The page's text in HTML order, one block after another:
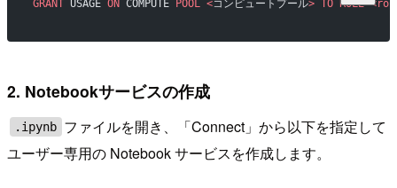
GRANT USAGE ON COMPUTE POOL <コンピュートプール> TO ROLE
2. Notebookサービスの作成
.ipynb ファイルを開き、「Connect」から以下を指定して
ユーザー専用の Notebook サービスを作成します。